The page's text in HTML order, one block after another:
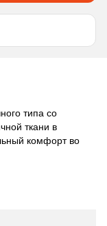
типа со
ткани в
комфорт во